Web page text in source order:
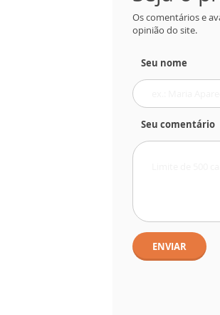
Os comentários e
opinião do site.
Seu nome
Seu comentário
ENVIAR